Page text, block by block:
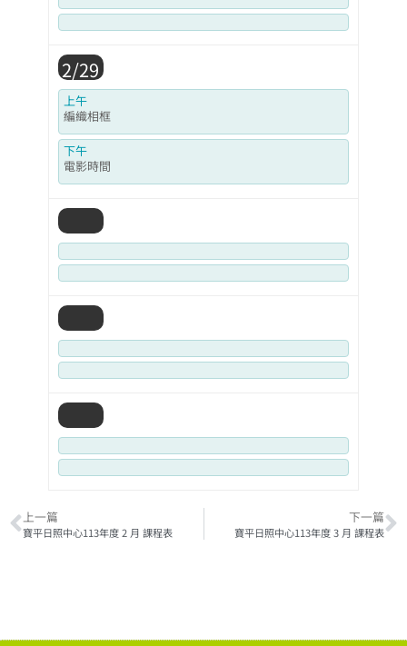
2/29
上午
編織相框
下午
電影時間
上一篇
寶平日照中心113年度 2 月 課程表
下一篇
寶平日照中心113年度 3 月 課程表